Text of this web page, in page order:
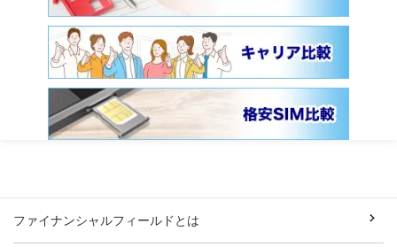
ファイナンシャルフィールドとは